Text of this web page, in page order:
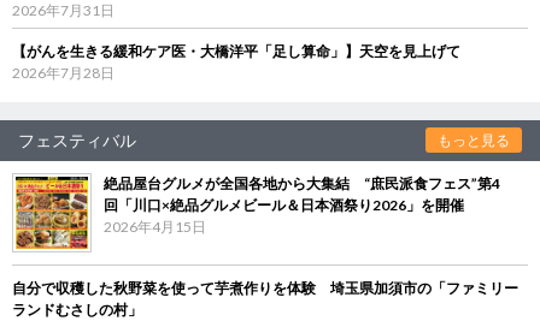
2026年7月31日
【がんを生きる緩和ケア医・大橋洋平「足し算命」】天空を見上げて
2026年7月28日
フェスティバル もっと見る
絶品屋台グルメが全国各地から大集結 “庶民派食フェス”第4
回「川口×絶品グルメビール＆日本酒祭り2026」を開催
2026年4月15日
自分で収穫した秋野菜を使って芋煮作りを体験 埼玉県加須市の「ファミリー
ランドむさしの村」